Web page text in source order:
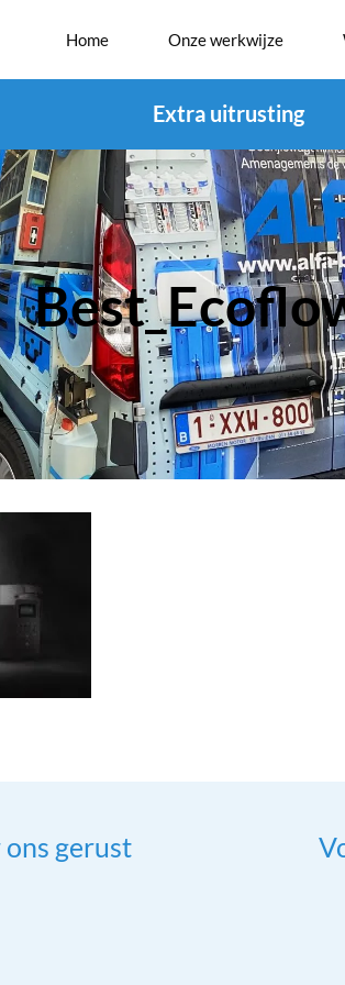
Home Onze werkwijze
Extra uitrusting
gerust